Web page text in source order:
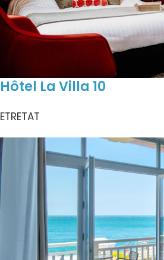
Hôtel La Villa 10
ETRETAT